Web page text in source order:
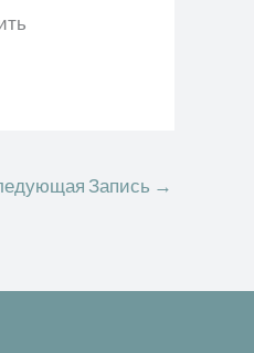
Запись →